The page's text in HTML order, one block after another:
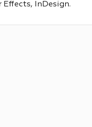
InDesign.